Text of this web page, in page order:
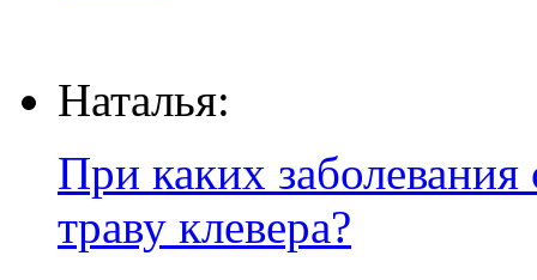
Наталья:
При каких заболевания
траву клевера?